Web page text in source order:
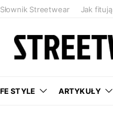
Słownik Streetwear Jak fitują
STYLE ARTYKUŁY